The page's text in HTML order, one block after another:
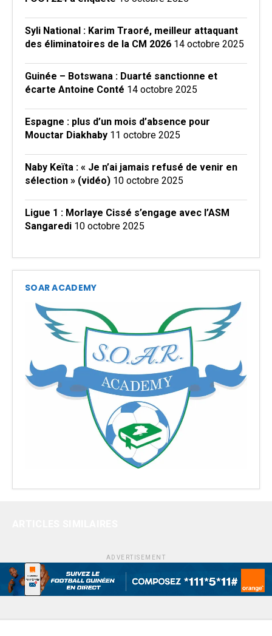
Syli National : Karim Traoré, meilleur attaquant
des éliminatoires de la CM 2026 14 octobre 2025
Guinée – Botswana : Duarté sanctionne et
écarte Antoine Conté 14 octobre 2025
Espagne : plus d’un mois d’absence pour
Mouctar Diakhaby 11 octobre 2025
Naby Keïta : « Je n’ai jamais refusé de venir en
sélection » (vidéo) 10 octobre 2025
Ligue 1 : Morlaye Cissé s’engage avec l’ASM
Sangaredi 10 octobre 2025
SOAR ACADEMY
ADVERTISEMENT